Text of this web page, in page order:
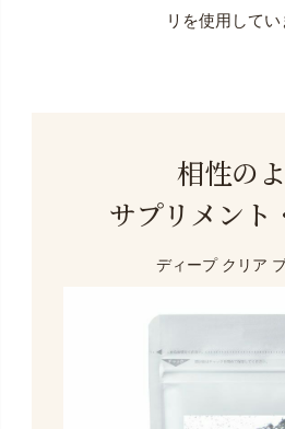
リを使用してい
相性の
サプリメント
ディープ クリア